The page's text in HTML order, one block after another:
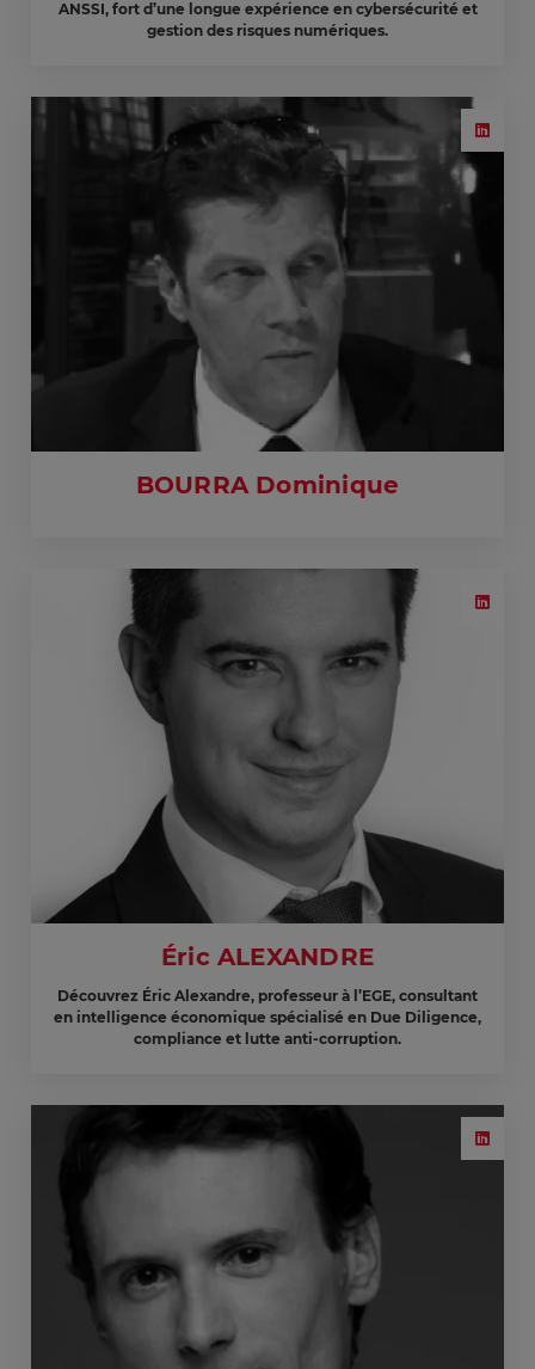
ANSSI, fort d’une longue expérience en cybersécurité et
gestion des risques numériques.
BOURRA Dominique
Éric ALEXANDRE
Découvrez Éric Alexandre, professeur à l’EGE, consultant
en intelligence économique spécialisé en Due Diligence,
compliance et lutte anti-corruption.